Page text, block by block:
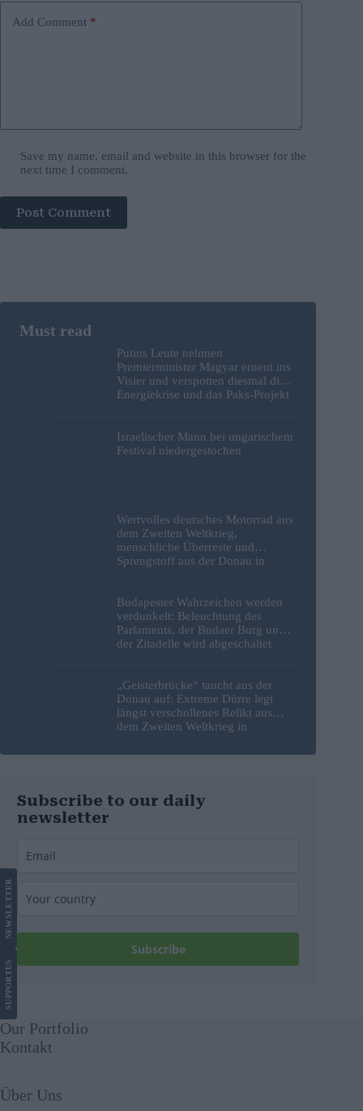
Add Comment *
Save my name, email and website in this browser for the
next time I comment.
Post Comment
Putins Leute nehmen
Premierminister Magyar erneut ins
Visier und verspotten diesmal die
Energiekrise und das Paks-Projekt
Israelischer Mann bei ungarischem
Festival niedergestochen
Wertvolles deutsches Motorrad aus
dem Zweiten Weltkrieg,
menschliche Überreste und
Sprengstoff aus der Donau in
Budapester Wahrzeichen werden
verdunkelt: Beleuchtung des
Parlaments, der Budaer Burg und
der Zitadelle wird abgeschaltet
„Geisterbrücke“ taucht aus der
Donau auf: Extreme Dürre legt
längst verschollenes Relikt aus
dem Zweiten Weltkrieg in
Subscribe to our daily
newsletter
Subscribe
SUPPORT
US
NEWS
LETTER
Our Portfolio
Kontakt
Über Uns